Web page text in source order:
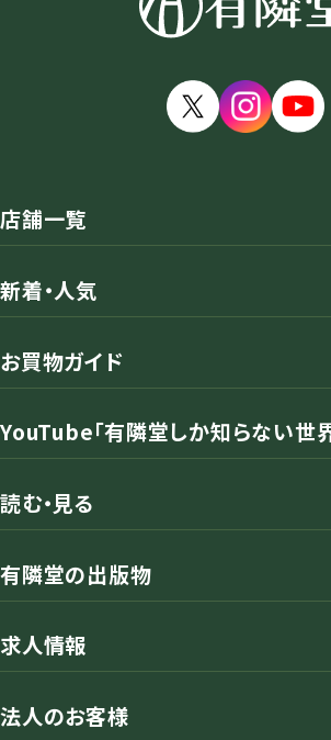
店舗一覧
新着・人気
お買物ガイド
YouTube「有隣堂しか知らない世
読む・見る
有隣堂の出版物
求人情報
法人のお客様